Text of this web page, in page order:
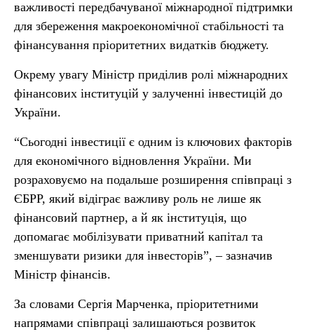
важливості передбачуваної міжнародної підтримки
для збереження макроекономічної стабільності та
фінансування пріоритетних видатків бюджету.
Окрему увагу Міністр приділив ролі міжнародних
фінансових інституцій у залученні інвестицій до
України.
“Сьогодні інвестиції є одним із ключових факторів
для економічного відновлення України. Ми
розраховуємо на подальше розширення співпраці з
ЄБРР, який відіграє важливу роль не лише як
фінансовий партнер, а й як інституція, що
допомагає мобілізувати приватний капітал та
зменшувати ризики для інвесторів”, – зазначив
Міністр фінансів.
За словами Сергія Марченка, пріоритетними
напрямами співпраці залишаються розвиток